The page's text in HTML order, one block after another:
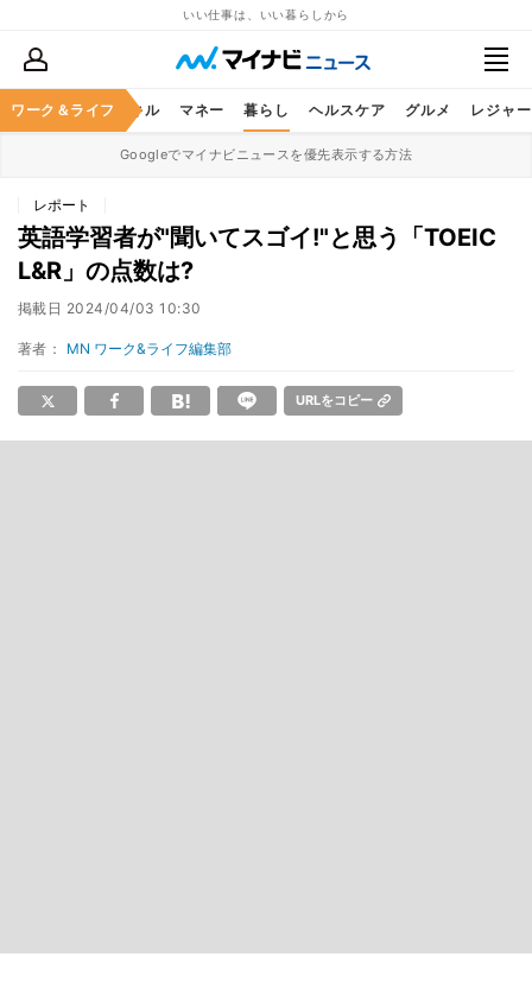
いい仕事は、いい暮らしから
ワーク＆ライフ
ア ビジネススキル マネー 暮らし ヘルスケア グルメ レジャー
Googleでマイナビニュースを優先表示する方法
レポート
英語学習者が"聞いてスゴイ!"と思う「TOEIC
L&R」の点数は?
掲載日 2024/04/03 10:30
著者： MN ワーク&ライフ編集部
URLをコピー